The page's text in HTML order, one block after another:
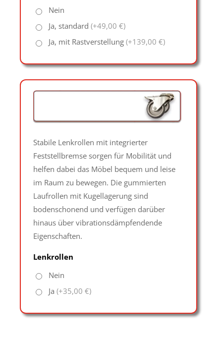
Nein
Ja, standard (+49,00 €)
Ja, mit Rastverstellung (+139,00 €)
Stabile Lenkrollen mit integrierter
Feststellbremse sorgen für Mobilität und
helfen dabei das Möbel bequem und leise
im Raum zu bewegen. Die gummierten
Laufrollen mit Kugellagerung sind
bodenschonend und verfügen darüber
hinaus über vibrationsdämpfendende
Eigenschaften.
Lenkrollen
Nein
Ja (+35,00 €)